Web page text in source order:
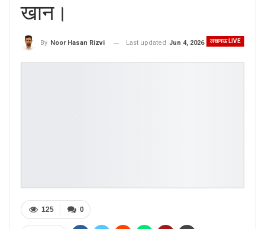
खान।
लखनऊ LIVE
By Noor Hasan Rizvi Last updated Jun 4, 2026
0
125